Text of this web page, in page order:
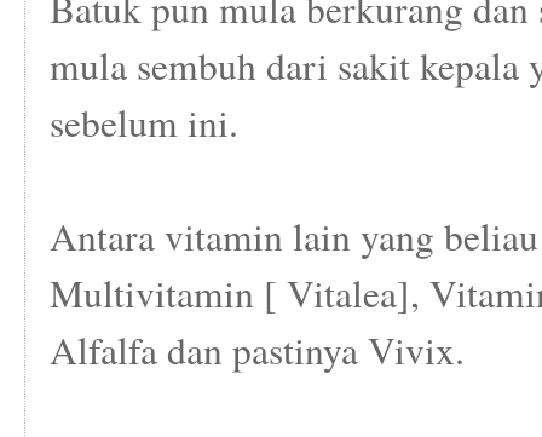
mula sembuh dari sakit kepala
sebelum ini.
Antara vitamin lain yang
Multivitamin [ Vitalea],
Alfalfa dan pastinya Vivix.